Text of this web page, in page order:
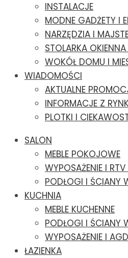
INSTALACJE
MODNE GADŻETY I
NARZĘDZIA I
STOLARKA
WOKÓŁ DOMU I
WIADOMOŚCI
AKTUALNE
INFORMACJE Z
PLOTKI I
SALON
MEBLE POKOJOWE
WYPOSAŻENIE I
PODŁOGI I ŚCIANY
KUCHNIA
MEBLE KUCHENNE
PODŁOGI I ŚCIANY
WYPOSAŻENIE I
ŁAZIENKA